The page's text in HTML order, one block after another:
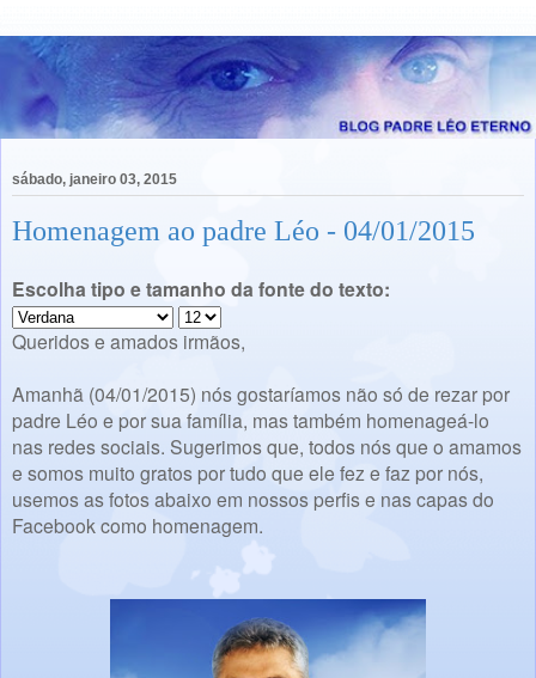
sábado, janeiro 03, 2015
Homenagem ao padre Léo - 04/01/2015
Escolha tipo e tamanho da fonte do texto:
Queridos e amados irmãos,
Amanhã (04/01/2015) nós gostaríamos não só de rezar por
padre Léo e por sua família, mas também homenageá-lo
nas redes sociais. Sugerimos que, todos nós que o amamos
e somos muito gratos por tudo que ele fez e faz por nós,
usemos as fotos abaixo em nossos perfis e nas capas do
Facebook como homenagem.